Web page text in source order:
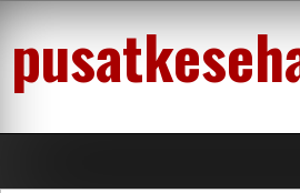
content